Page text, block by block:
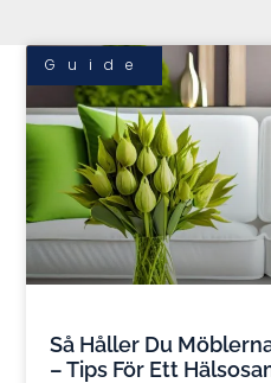
Guide
Så Håller Du
– Tips För Ett